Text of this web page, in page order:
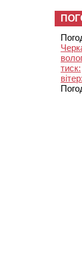
тиск:
вітер: